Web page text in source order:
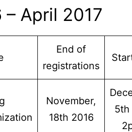
– April 2017
End of
registrations
November,
18th 2016
5th